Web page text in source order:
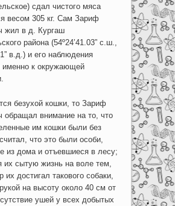
сдал чистого мяса
весом 305 кг. Сам Зариф
жил в д. Кургаш
района (54º24’41.03” с.ш.,
в.д.) и его наблюдения
именно к окружающей
безухой кошки, то Зариф
обращал внимание на то, что
им кошки были без
что это были особи,
из дома и отъевшиеся в лесу;
их сытую жизнь на воле тем,
их достигал такового собаки,
на высоту около 40 см от
ушей у всех добытых